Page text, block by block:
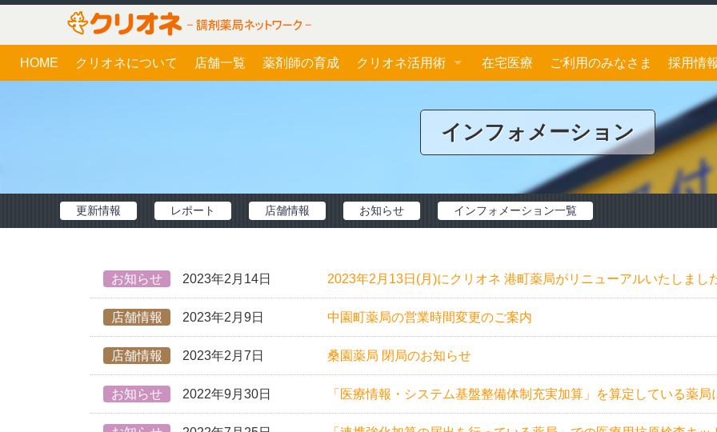
HOME クリオネについて 店舗一覧 薬剤師の育成 クリオネ活用術 在宅医療 ご利用のみなさま 採用情
応募フ
インフォメーション
更新情報 レポート 店舗情報 お知らせ インフォメーション一覧
お知らせ 2023年2月14日 2023年2月13日(月)にクリオネ 港町薬局がリニューアルいたしまし
店舗情報 2023年2月9日 中園町薬局の営業時間変更のご案内
店舗情報 2023年2月7日 桑園薬局 閉局のお知らせ
お知らせ 2022年9月30日 「医療情報・システム基盤整備体制充実加算」を算定している薬局